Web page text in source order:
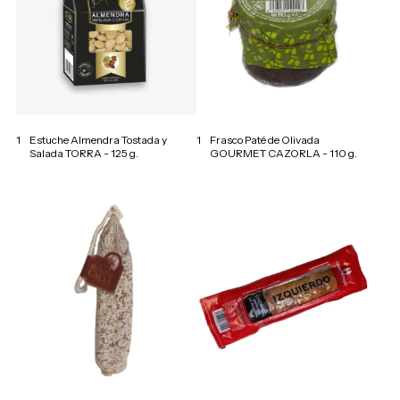
1
Estuche Almendra Tostada y
Salada TORRA - 125 g.
1
Frasco Paté de Olivada
GOURMET CAZORLA - 110 g.